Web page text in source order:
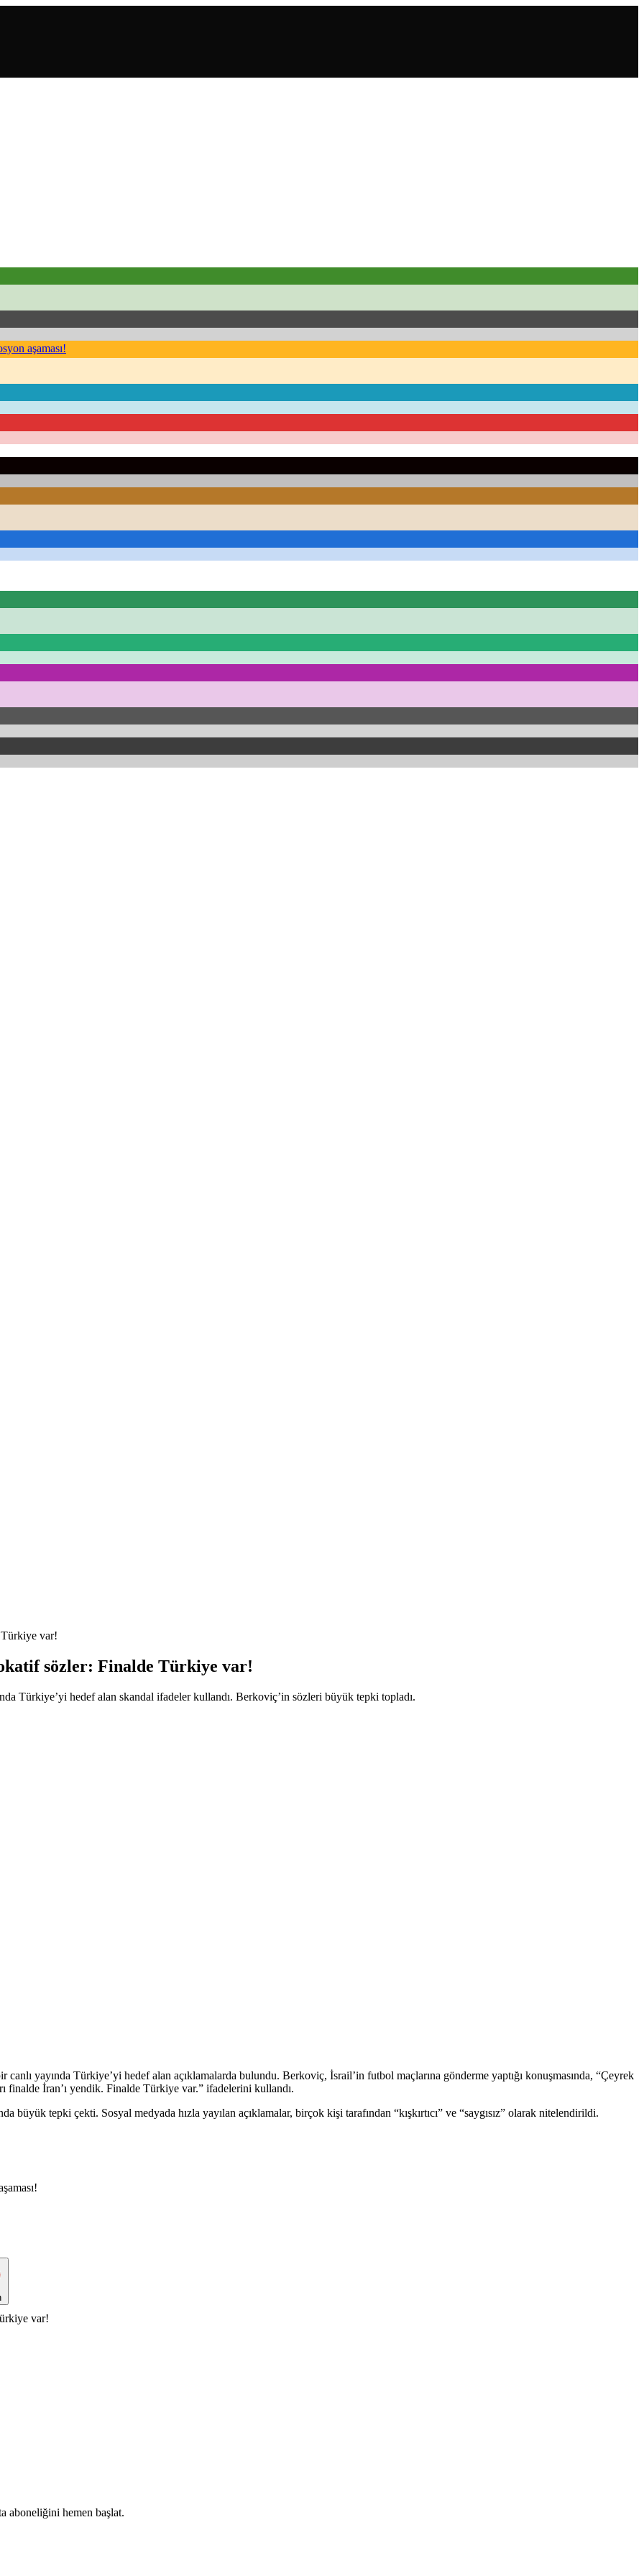
aşaması!
var!
sözler: Finalde Türkiye var!
Türkiye’yi hedef alan skandal ifadeler kullandı. Berkoviç’in sözleri büyük tepki topladı.
yayında Türkiye’yi hedef alan açıklamalarda bulundu. Berkoviç, İsrail’in futbol maçlarına gönderme yaptığı konuşmasında, “Çeyrek
finalde İran’ı yendik. Finalde Türkiye var.” ifadelerini kullandı.
büyük tepki çekti. Sosyal medyada hızla yayılan açıklamalar, birçok kişi tarafından “kışkırtıcı” ve “saygısız” olarak nitelendirildi.
var!
aboneliğini hemen başlat.